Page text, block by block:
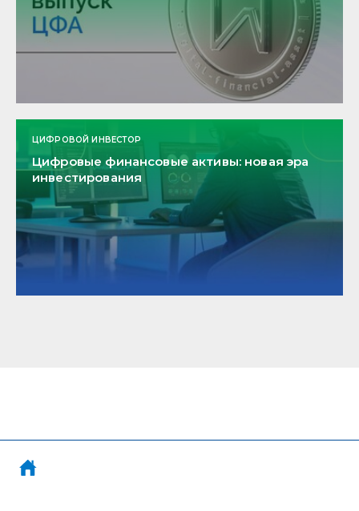
ЦИФРОВОЙ ИНВЕСТОР
Цифровые финансовые активы: новая эра
инвестирования